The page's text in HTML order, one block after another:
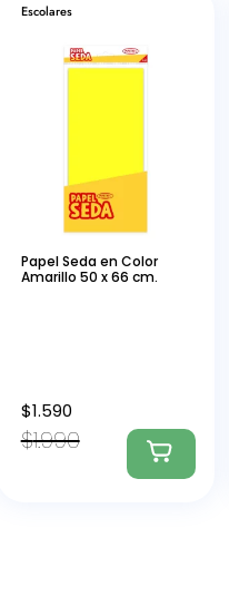
Escolares
Papel Seda en Color
Amarillo 50 x 66 cm.
$1.990
$1.590